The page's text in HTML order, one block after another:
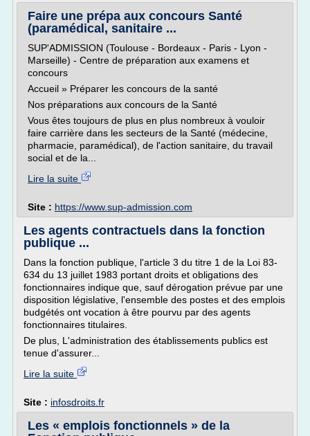
Faire une prépa aux concours Santé
(paramédical, sanitaire ...
SUP'ADMISSION (Toulouse - Bordeaux - Paris - Lyon -
Marseille) - Centre de préparation aux examens et
concours
Accueil » Préparer les concours de la santé
Nos préparations aux concours de la Santé
Vous êtes toujours de plus en plus nombreux à vouloir
faire carrière dans les secteurs de la Santé (médecine,
pharmacie, paramédical), de l'action sanitaire, du travail
social et de la...
Lire la suite
Site : https://www.sup-admission.com
Les agents contractuels dans la fonction
publique ...
Dans la fonction publique, l'article 3 du titre 1 de la Loi 83-
634 du 13 juillet 1983 portant droits et obligations des
fonctionnaires indique que, sauf dérogation prévue par une
disposition législative, l'ensemble des postes et des emplois
budgétés ont vocation à être pourvu par des agents
fonctionnaires titulaires.
De plus, L'administration des établissements publics est
tenue d'assurer...
Lire la suite
Site : infosdroits.fr
Les « emplois fonctionnels » de la